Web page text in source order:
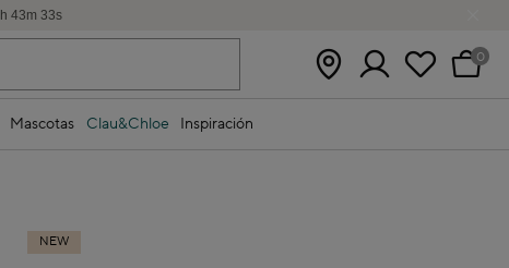
h 43m 33s
0
Mascotas Clau&Chloe Inspiración
NEW